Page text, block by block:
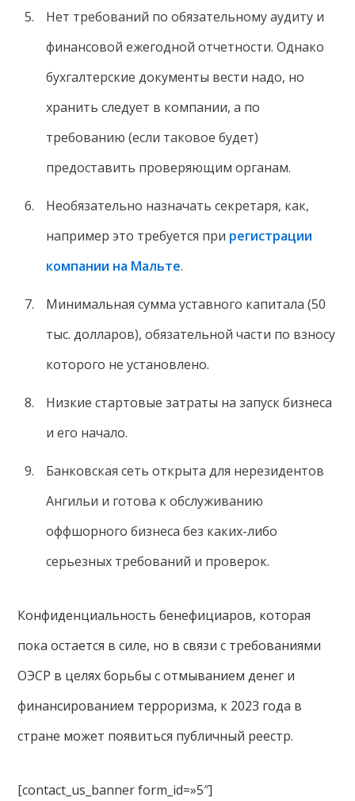
Нет требований по обязательному аудиту и
финансовой ежегодной отчетности. Однако
бухгалтерские документы вести надо, но
хранить следует в компании, а по
требованию (если таковое будет)
предоставить проверяющим органам.
Необязательно назначать секретаря, как,
например это требуется при регистрации
компании на Мальте.
Минимальная сумма уставного капитала (50
тыс. долларов), обязательной части по взносу
которого не установлено.
Низкие стартовые затраты на запуск бизнеса
и его начало.
Банковская сеть открыта для нерезидентов
Ангильи и готова к обслуживанию
оффшорного бизнеса без каких-либо
серьезных требований и проверок.
Конфиденциальность бенефициаров, которая
пока остается в силе, но в связи с требованиями
ОЭСР в целях борьбы с отмыванием денег и
финансированием терроризма, к 2023 года в
стране может появиться публичный реестр.
[contact_us_banner form_id=»5″]